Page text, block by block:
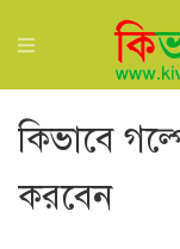
কিভাবে
করবেন